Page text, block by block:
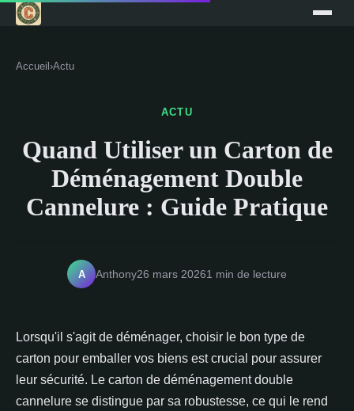
Accueil ›Actu
ACTU
Quand Utiliser un Carton de
Déménagement Double
Cannelure : Guide Pratique
A Anthony26 mars 20261 min de lecture
Lorsqu'il s'agit de déménager, choisir le bon type de
carton pour emballer vos biens est crucial pour assurer
leur sécurité. Le carton de déménagement double
cannelure se distingue par sa robustesse, ce qui le rend